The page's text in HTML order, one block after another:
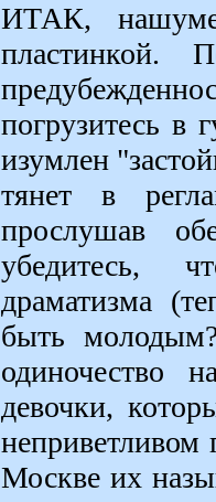
ИТАК,
пластинкой.
погрузитесь в
изумлен
тянет в
прослушав
убедитесь,
драматизма
быть
одиночество
девочки,
неприветливом
Москве их